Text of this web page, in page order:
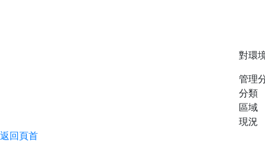
對環
管理
分類
區域
現況
返回頁首